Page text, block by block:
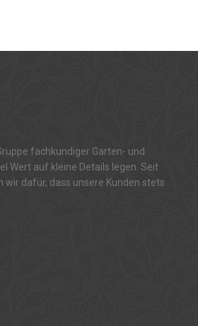
fachkundiger Garten- und
Wert auf kleine Details legen. Seit
wir dafür, dass unsere Kunden stets